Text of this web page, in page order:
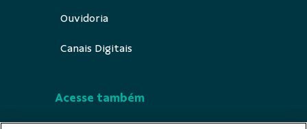
Ouvidoria
Canais Digitais
Acesse também